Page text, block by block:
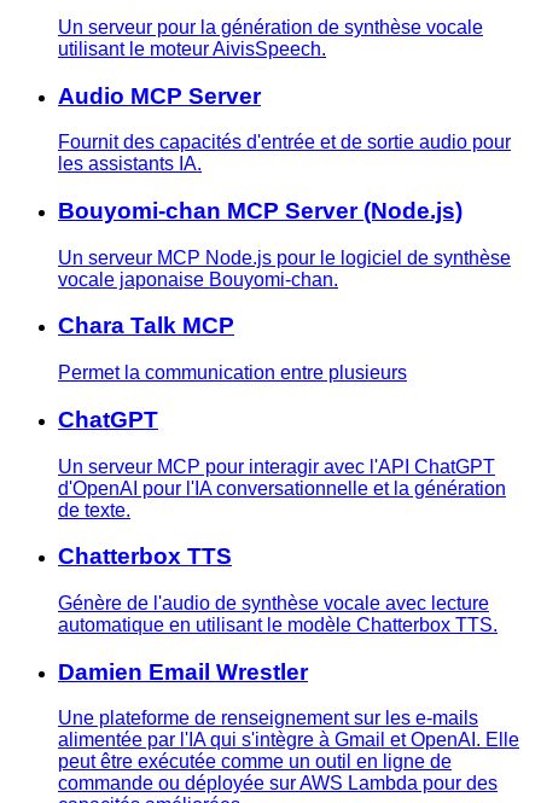
Un serveur pour la génération de synthèse vocale
utilisant le moteur AivisSpeech.
Audio MCP Server
Fournit des capacités d'entrée et de sortie audio pour
les assistants IA.
Bouyomi-chan MCP Server (Node.js)
Un serveur MCP Node.js pour le logiciel de synthèse
vocale japonaise Bouyomi-chan.
Chara Talk MCP
Permet la communication entre plusieurs
ChatGPT
Un serveur MCP pour interagir avec l'API ChatGPT
d'OpenAI pour l'IA conversationnelle et la génération
de texte.
Chatterbox TTS
Génère de l'audio de synthèse vocale avec lecture
automatique en utilisant le modèle Chatterbox TTS.
Damien Email Wrestler
Une plateforme de renseignement sur les e-mails
alimentée par l'IA qui s'intègre à Gmail et OpenAI. Elle
peut être exécutée comme un outil en ligne de
commande ou déployée sur AWS Lambda pour des